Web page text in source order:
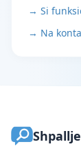
→ Si
→ Na
Shpallje